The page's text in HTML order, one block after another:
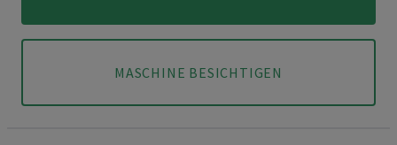
MASCHINE BESICHTIGEN